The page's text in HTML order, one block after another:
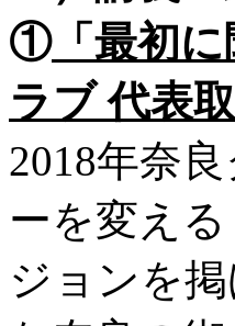
①「最初
ラブ 代表
2018年奈
ーを変え
ジョンを